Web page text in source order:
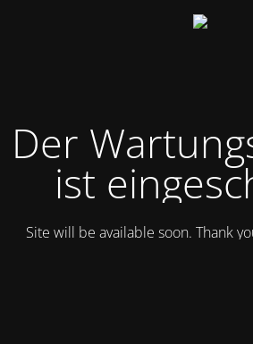
Der
ist
Site will be available soon. Thank